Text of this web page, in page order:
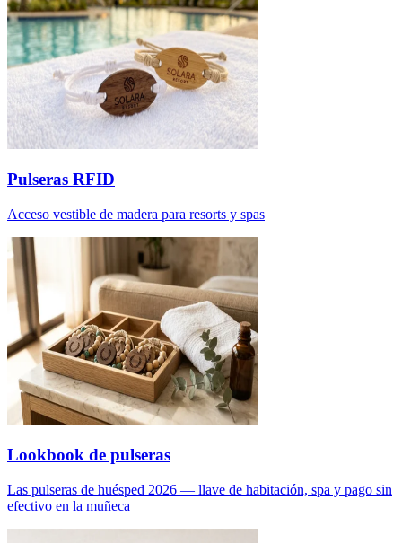
Pulseras RFID
Acceso vestible de madera para resorts y spas
Lookbook de pulseras
Las pulseras de huésped 2026 — llave de habitación, spa y pago sin
efectivo en la muñeca